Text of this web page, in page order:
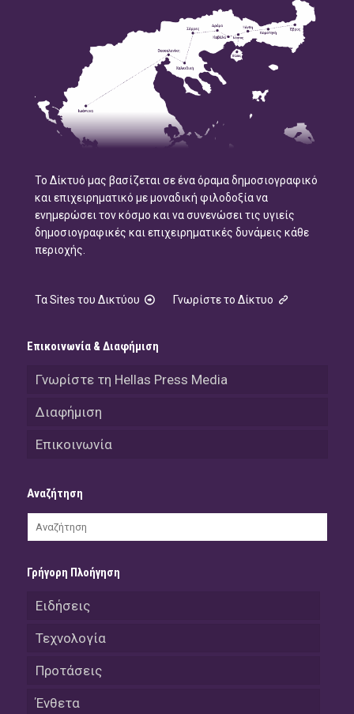
Το Δίκτυό μας βασίζεται σε ένα όραμα δημοσιογραφικό
και επιχειρηματικό με μοναδική φιλοδοξία να
ενημερώσει τον κόσμο και να συνενώσει τις υγιείς
δημοσιογραφικές και επιχειρηματικές δυνάμεις κάθε
περιοχής.
Τα Sites του Δικτύου Γνωρίστε το Δίκτυο
Επικοινωνία & Διαφήμιση
Γνωρίστε τη Hellas Press Media
Διαφήμιση
Επικοινωνία
Αναζήτηση
Γρήγορη Πλοήγηση
Ειδήσεις
Τεχνολογία
Προτάσεις
Ένθετα